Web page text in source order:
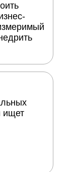
ищет